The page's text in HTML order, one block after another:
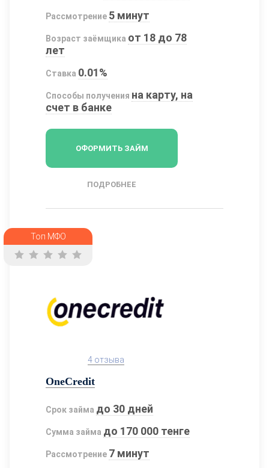
Рассмотрение 5 минут
Возраст заёмщика от 18 до 78
лет
Ставка 0.01%
Способы получения на карту, на
счет в банке
ОФОРМИТЬ ЗАЙМ
ПОДРОБНЕЕ
Топ МФО
4 отзыва
OneCredit
Срок займа до 30 дней
Сумма займа до 170 000 тенге
Рассмотрение 7 минут